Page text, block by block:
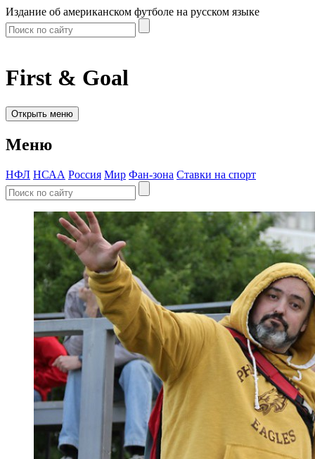
Издание об американском футболе на русском языке
First & Goal
Открыть меню
Меню
НФЛ НСАА Россия Мир Фан-зона Ставки на спорт